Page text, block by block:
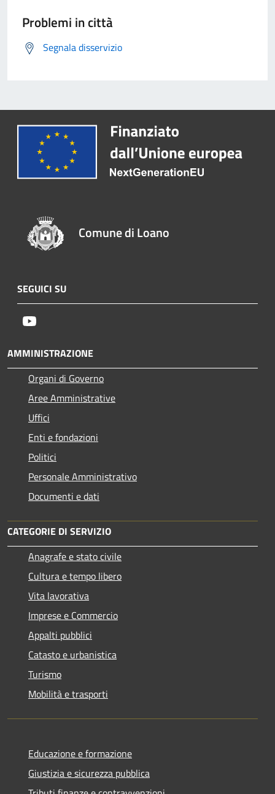
Problemi in città
Segnala disservizio
Comune di Loano
SEGUICI SU
AMMINISTRAZIONE
Organi di Governo
Aree Amministrative
Uffici
Enti e fondazioni
Politici
Personale Amministrativo
Documenti e dati
CATEGORIE DI SERVIZIO
Anagrafe e stato civile
Cultura e tempo libero
Vita lavorativa
Imprese e Commercio
Appalti pubblici
Catasto e urbanistica
Turismo
Mobilità e trasporti
Educazione e formazione
Giustizia e sicurezza pubblica